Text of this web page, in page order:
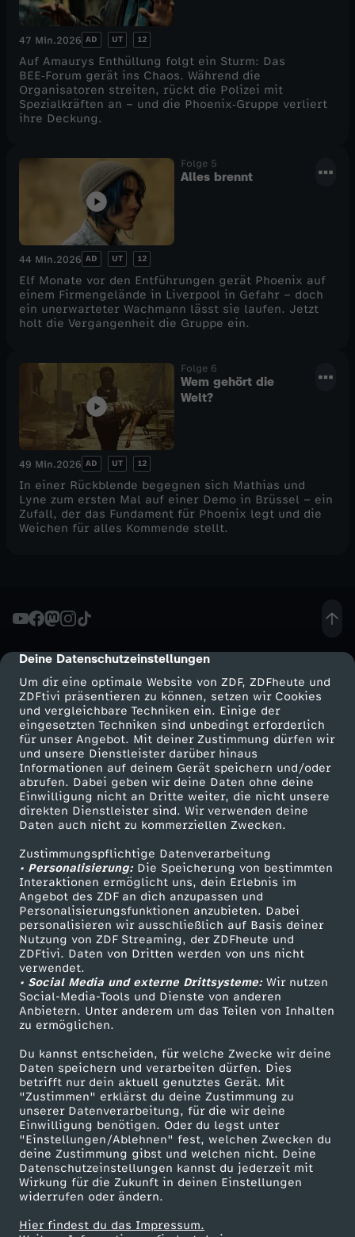
cmp-dialog-description
Deine Datenschutzeinstellungen
Um dir eine optimale Website von ZDF, ZDFheute und
ZDFtivi präsentieren zu können, setzen wir Cookies
und vergleichbare Techniken ein. Einige der
eingesetzten Techniken sind unbedingt erforderlich
für unser Angebot. Mit deiner Zustimmung dürfen wir
und unsere Dienstleister darüber hinaus
Informationen auf deinem Gerät speichern und/oder
abrufen. Dabei geben wir deine Daten ohne deine
Einwilligung nicht an Dritte weiter, die nicht unsere
direkten Dienstleister sind. Wir verwenden deine
Daten auch nicht zu kommerziellen Zwecken.
Zustimmungspflichtige Datenverarbeitung
• Personalisierung:Die Speicherung von bestimmten
Interaktionen ermöglicht uns, dein Erlebnis im
Angebot des ZDF an dich anzupassen und
Personalisierungsfunktionen anzubieten. Dabei
personalisieren wir ausschließlich auf Basis deiner
Nutzung von ZDF Streaming, der ZDFheute und
ZDFtivi. Daten von Dritten werden von uns nicht
verwendet.
• Social Media und externe Drittsysteme:Wir nutzen
Social-Media-Tools und Dienste von anderen
Anbietern. Unter anderem um das Teilen von Inhalten
zu ermöglichen.
Du kannst entscheiden, für welche Zwecke wir deine
Daten speichern und verarbeiten dürfen. Dies
betrifft nur dein aktuell genutztes Gerät. Mit
"Zustimmen" erklärst du deine Zustimmung zu
unserer Datenverarbeitung, für die wir deine
Einwilligung benötigen. Oder du legst unter
"Einstellungen/Ablehnen" fest, welchen Zwecken du
deine Zustimmung gibst und welchen nicht. Deine
Datenschutzeinstellungen kannst du jederzeit mit
Wirkung für die Zukunft in deinen Einstellungen
widerrufen oder ändern.
Hier findest du das Impressum.
47 Min.2026 AD UT 12
Auf Amaurys Enthüllung folgt ein Sturm: Das
BEE‑Forum gerät ins Chaos. Während die
Organisatoren streiten, rückt die Polizei mit
Spezialkräften an – und die Phoenix‑Gruppe verliert
ihre Deckung.
Folge 5
Alles brennt
44 Min.2026 AD UT 12
Elf Monate vor den Entführungen gerät Phoenix auf
einem Firmengelände in Liverpool in Gefahr – doch
ein unerwarteter Wachmann lässt sie laufen. Jetzt
holt die Vergangenheit die Gruppe ein.
Folge 6
Wem gehört die
Welt?
49 Min.2026 AD UT 12
In einer Rückblende begegnen sich Mathias und
Lyne zum ersten Mal auf einer Demo in Brüssel – ein
Zufall, der das Fundament für Phoenix legt und die
Weichen für alles Kommende stellt.
Mehr ZDF
ZDF-Apps
Smart TV
ZDFtext
Livestreams
Sendungen A-Z
TV-Programm
Service
ZDFmitreden
Kontakt zum ZDF
Tickets
Zuschauerservice
Hilfe
ZDF Unternehmen
Karriere
ZDF goes Schule
Werbefernsehen
Mainzelmännchen